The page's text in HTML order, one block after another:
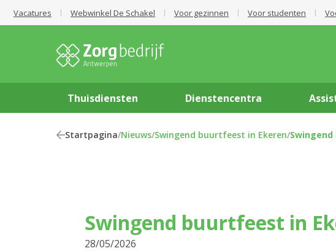
Vacatures Webwinkel De Schakel Voor gezinnen Voor studenten
Thuisdiensten Dienstencentra
Startpagina/Nieuws/Swingend buurtfeest in Ekeren/
Swingend buurtfeest in
28/05/2026